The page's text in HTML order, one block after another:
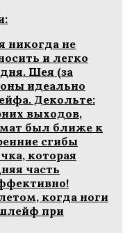
никогда не
и легко
Шея (за
идеально
Декольте:
выходов,
был ближе к
сгибы
которая
часть
когда ноги
при